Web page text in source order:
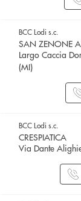
BCC Lodi s.c.
SAN ZENONE
Largo Caccia
(MI)
BCC Lodi s.c.
CRESPIATICA
Via Dante